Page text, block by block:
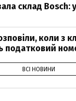
склад Bosch:
коли з
податковий
ВСІ НОВИНИ